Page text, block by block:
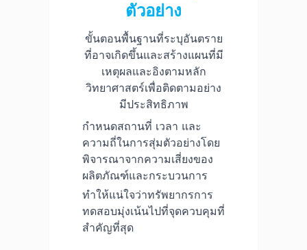
ตัวอย่าง
ขั้นตอนพื้นฐานที่ระบุอันตราย
ที่อาจเกิดขึ้นและสร้างแผนที่มี
เหตุผลและอิงตามหลัก
วิทยาศาสตร์เพื่อติดตามอย่าง
มีประสิทธิภาพ
กำหนดสถานที่ เวลา และ
ความถี่ในการสุ่มตัวอย่างโดย
พิจารณาจากความเสี่ยงของ
ผลิตภัณฑ์และกระบวนการ
ทำให้แน่ใจว่าทรัพยากรการ
ทดสอบมุ่งเน้นไปที่จุดควบคุมที่
สำคัญที่สุด